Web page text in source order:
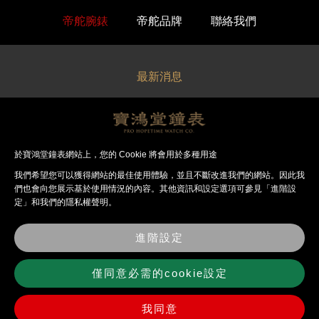
帝舵腕錶 帝舵品牌 聯絡我們
最新消息
關於寶鴻堂
經銷品牌
法律聲明
聯絡我們
於寶鴻堂鐘表網站上，您的 Cookie 將會用於多種用途
我們希望您可以獲得網站的最佳使⽤體驗，並且不斷改進我們的網站。因此我
們也會向您展⽰基於使⽤情況的內容。其他資訊和設定選項可參見「進階設
定」和我們的隱私權聲明。
進階設定
僅同意必需的cookie設定
我同意